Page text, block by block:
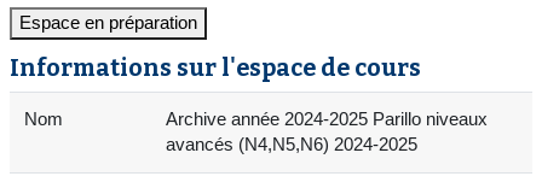
Espace en préparation
Informations sur l'espace de cours
Nom
Archive année 2024-2025 Parillo niveaux
avancés (N4,N5,N6) 2024-2025